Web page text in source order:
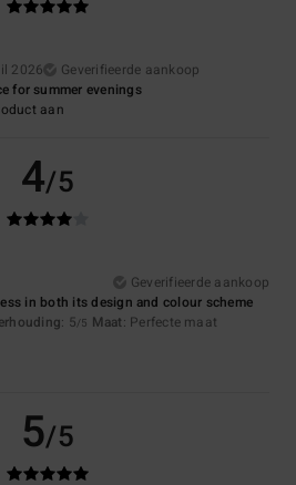
2026
Geverifieerde aankoop
for summer evenings
aan
4/5
Geverifieerde aankoop
in both its design and colour scheme
: 5/5 Maat: Perfecte maat
5/5